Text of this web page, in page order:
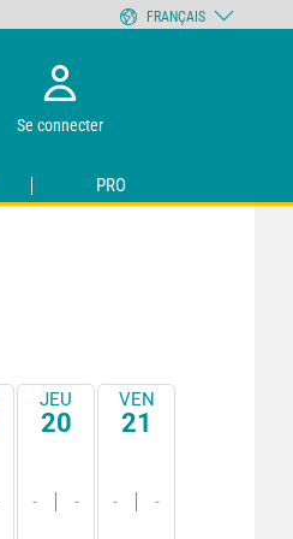
Se connecter
PRO
JEU
20
- -
VEN
21
- -
FRANÇAIS